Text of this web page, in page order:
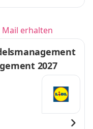
Mail erhalten
2027